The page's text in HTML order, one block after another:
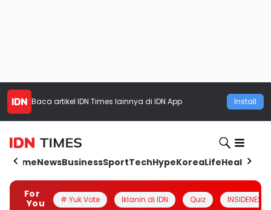
Baca artikel IDN Times lainnya di IDN App Install
HomeNewsBusinessSportTechHypeKoreaLifeHealth
For
You
# Yuk Vote Iklanin di IDN Quiz INSIDENESIA